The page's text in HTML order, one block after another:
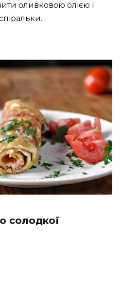
оливковою олією і
солодкої